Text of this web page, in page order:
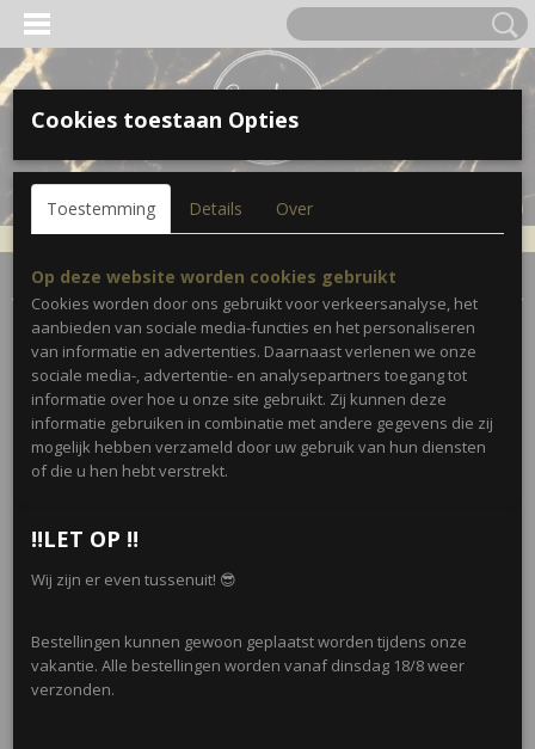
Inloggen Registreren
(0)
Cookies toestaan Opties
Toestemming Details Over
Op deze website worden cookies gebruikt
Cookies worden door ons gebruikt voor verkeersanalyse, het
aanbieden van sociale media-functies en het personaliseren
van informatie en advertenties. Daarnaast verlenen we onze
sociale media-, advertentie- en analysepartners toegang tot
informatie over hoe u onze site gebruikt. Zij kunnen deze
informatie gebruiken in combinatie met andere gegevens die zij
mogelijk hebben verzameld door uw gebruik van hun diensten
of die u hen hebt verstrekt.
‼️LET OP ‼️
Wij zijn er even tussenuit! 😎
Bestellingen kunnen gewoon geplaatst worden tijdens onze
vakantie. Alle bestellingen worden vanaf dinsdag 18/8 weer
verzonden.
Home >Accessoires>Haar mode>Haarclip klein- Red